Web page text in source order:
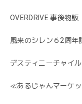
OVERDRIVE 事後物販
風来のシレン６2周年
デスティニーチャイ
≪あるじゃんマーケ